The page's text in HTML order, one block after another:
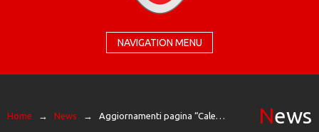
NAVIGATION MENU
Home → News → Aggiornamenti pagina “Calendar” News